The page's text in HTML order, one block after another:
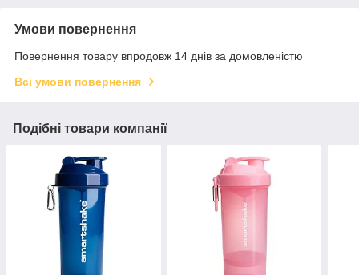
Умови повернення
Повернення товару впродовж 14 днів за домовленістю
Всі умови повернення
Подібні товари компанії